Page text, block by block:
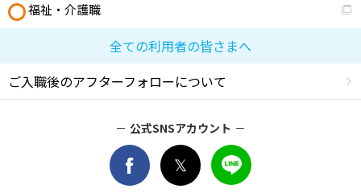
福祉・介護職
全ての利用者の皆さまへ
ご入職後のアフターフォローについて
公式SNSアカウント